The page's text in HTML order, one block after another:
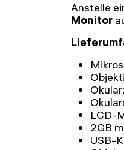
Anstelle
Monitor
LCD-
2GB
USB-